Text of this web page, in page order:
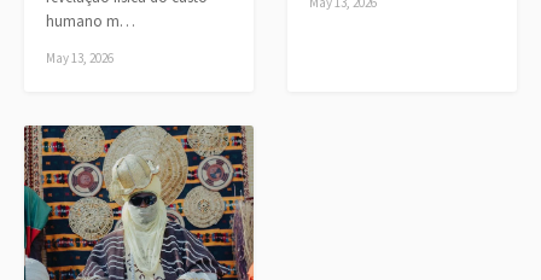
humano m…
May 13, 2026